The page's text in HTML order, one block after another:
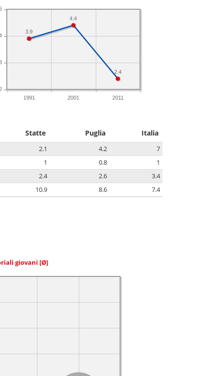
1991 2001 2011
2.4
4.4
3.9
Statte Puglia Italia
2.1 4.2
7
1 0.8
1
2.4 2.6
3.4
10.9 8.6 7.4
giovani [Ø]